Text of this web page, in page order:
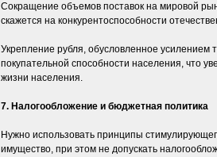
Сокращение объемов поставок на мировой
скажется на конкурентоспособности
Укрепление рубля, обусловленное усилением
покупательной способности населения, что
жизни населения.
7. Налогообложение и бюджетная политика
Нужно использовать принципы
имущество, при этом не допускать